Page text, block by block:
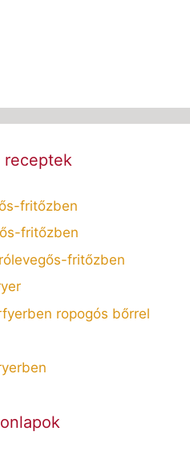
receptek
fritőzben
fritőzben
fritőzben
ropogós bőrrel